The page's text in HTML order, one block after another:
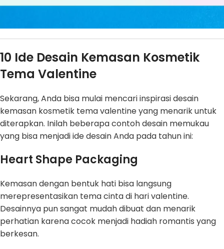
10 Ide Desain Kemasan Kosmetik
Tema Valentine
Sekarang, Anda bisa mulai mencari inspirasi desain
kemasan kosmetik tema valentine yang menarik untuk
diterapkan. Inilah beberapa contoh desain memukau
yang bisa menjadi ide desain Anda pada tahun ini:
Heart Shape Packaging
Kemasan dengan bentuk hati bisa langsung
merepresentasikan tema cinta di hari valentine.
Desainnya pun sangat mudah dibuat dan menarik
perhatian karena cocok menjadi hadiah romantis yang
berkesan.